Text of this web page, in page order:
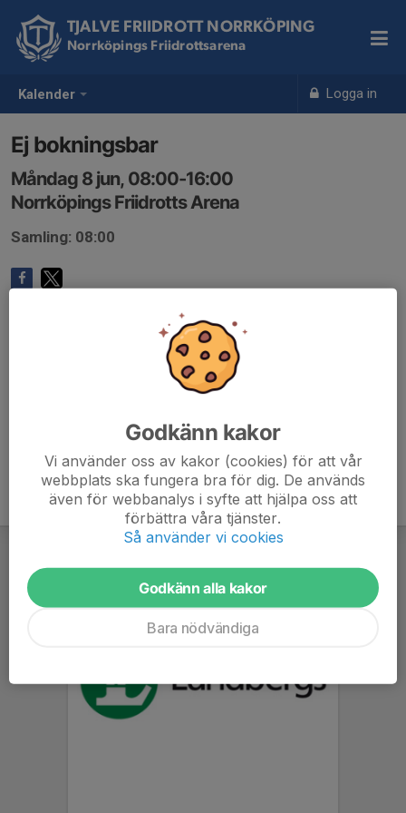
Kalender Logga in
TJALVE FRIIDROTT NORRKÖPING
Norrköpings Friidrottsarena
Ej bokningsbar
Måndag 8 jun, 08:00-16:00
Norrköpings Friidrotts Arena
Samling: 08:00
Godkänn kakor
Vi använder oss av kakor (cookies) för att vår
webbplats ska fungera bra för dig. De används
även för webbanalys i syfte att hjälpa oss att
förbättra våra tjänster.
Så använder vi cookies
Godkänn alla kakor
Bara nödvändiga